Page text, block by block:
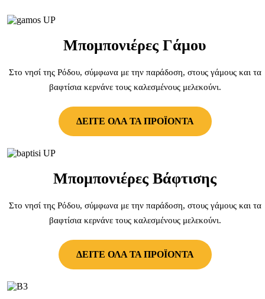
Μπομπονιέρες Γάμου
Στο νησί της Ρόδου, σύμφωνα με την παράδοση, στους γάμους και τα
βαφτίσια κερνάνε τους καλεσμένους μελεκούνι.
ΔΕΙΤΕ ΟΛΑ ΤΑ ΠΡΟΪΟΝΤΑ
Μπομπονιέρες Βάφτισης
Στο νησί της Ρόδου, σύμφωνα με την παράδοση, στους γάμους και τα
βαφτίσια κερνάνε τους καλεσμένους μελεκούνι.
ΔΕΙΤΕ ΟΛΑ ΤΑ ΠΡΟΪΟΝΤΑ